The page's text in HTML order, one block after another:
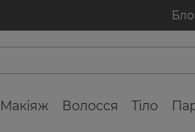
Макіяж Волосся Тіло